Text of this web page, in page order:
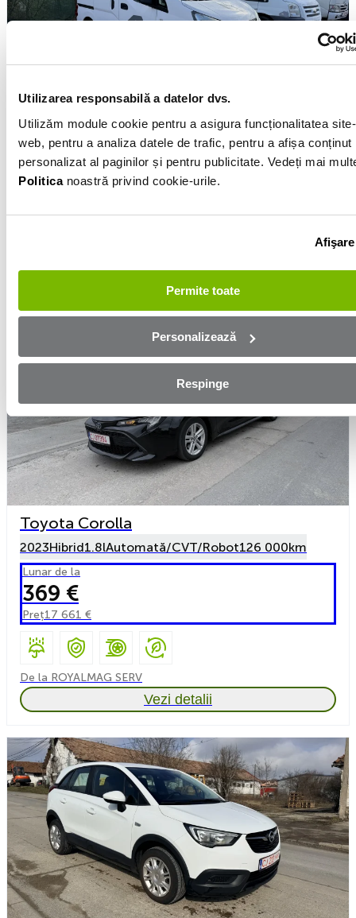
Utilizarea responsabilă a datelor dvs.
Utilizăm module cookie pentru a asigura funcționalitatea
web, pentru a analiza datele de trafic, pentru a afișa conținut
personalizat al paginilor și pentru publicitate. Vedeți mai
Politicanoastră privind cookie-urile.
Afişare
Permite toate
Personalizează
Respinge
Nissan NV200
2012Motorină1.5lManuală212 000km
Lunar de la
Vezi detalii
Toyota Corolla
2023Hibrid1.8lAutomată/CVT/Robot126 000km
Lunar de la
369 €
Preț17 661 €
De la ROYALMAG SERV
Vezi detalii